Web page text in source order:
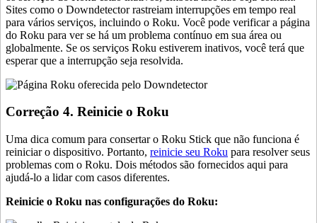
Sites como o Downdetector rastreiam interrupções em tempo real
para vários serviços, incluindo o Roku. Você pode verificar a página
do Roku para ver se há um problema contínuo em sua área ou
globalmente. Se os serviços Roku estiverem inativos, você terá que
esperar que a interrupção seja resolvida.
Correção 4. Reinicie o Roku
Uma dica comum para consertar o Roku Stick que não funciona é
reiniciar o dispositivo. Portanto, reinicie seu Roku para resolver seus
problemas com o Roku. Dois métodos são fornecidos aqui para
ajudá-lo a lidar com casos diferentes.
Reinicie o Roku nas configurações do Roku: